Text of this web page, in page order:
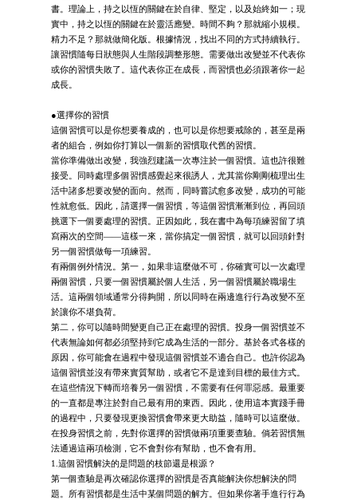
書。理論上，持之以恆的關鍵在於自律、堅定，以及始終如一；現
實中，持之以恆的關鍵在於靈活應變。時間不夠？那就縮小規模。
精力不足？那就做簡化版。根據情況，找出不同的方式持續執行。
讓習慣隨每日狀態與人生階段調整形態。需要做出改變並不代表你
或你的習慣失敗了。這代表你正在成長，而習慣也必須跟著你一起
成長。
●選擇你的習慣
這個習慣可以是你想要養成的，也可以是你想要戒除的，甚至是兩
者的組合，例如你打算以一個新的習慣取代舊的習慣。
當你準備做出改變，我強烈建議一次專注於一個習慣。這也許很難
接受。同時處理多個習慣感覺起來很誘人，尤其當你剛剛梳理出生
活中諸多想要改變的面向。然而，同時嘗試愈多改變，成功的可能
性就愈低。因此，請選擇一個習慣，等這個習慣漸漸到位，再回頭
挑選下一個要處理的習慣。正因如此，我在書中為每項練習留了填
寫兩次的空間——這樣一來，當你搞定一個習慣，就可以回頭針對
另一個習慣做每一項練習。
有兩個例外情況。第一，如果非這麼做不可，你確實可以一次處理
兩個習慣，只要一個習慣屬於個人生活，另一個習慣屬於職場生
活。這兩個領域通常分得夠開，所以同時在兩邊進行行為改變不至
於讓你不堪負荷。
第二，你可以隨時間變更自己正在處理的習慣。投身一個習慣並不
代表無論如何都必須堅持到它成為生活的一部分。基於各式各樣的
原因，你可能會在過程中發現這個習慣並不適合自己。也許你認為
這個習慣並沒有帶來實質幫助，或者它不是達到目標的最佳方式。
在這些情況下轉而培養另一個習慣，不需要有任何罪惡感。最重要
的一直都是專注於對自己最有用的東西。因此，使用這本實踐手冊
的過程中，只要發現更換習慣會帶來更大助益，隨時可以這麼做。
在投身習慣之前，先對你選擇的習慣做兩項重要查驗。倘若習慣無
法通過這兩項檢測，它不會對你有幫助，也不會有用。
1.這個習慣解決的是問題的枝節還是根源？
第一個查驗是再次確認你選擇的習慣是否真能解決你想解決的問
題。所有習慣都是生活中某個問題的解方。但如果你著手進行行為